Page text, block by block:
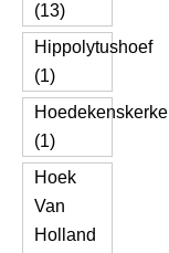
(13)
Hippolytushoef
(1)
Hoedekenskerke
(1)
Hoek
Van
Holland